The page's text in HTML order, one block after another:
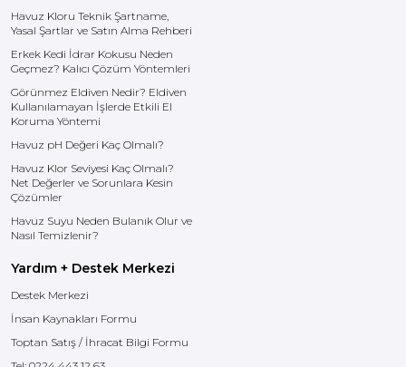
Havuz Kloru Teknik Şartname,
Yasal Şartlar ve Satın Alma Rehberi
Erkek Kedi İdrar Kokusu Neden
Geçmez? Kalıcı Çözüm Yöntemleri
Görünmez Eldiven Nedir? Eldiven
Kullanılamayan İşlerde Etkili El
Koruma Yöntemi
Havuz pH Değeri Kaç Olmalı?
Havuz Klor Seviyesi Kaç Olmalı?
Net Değerler ve Sorunlara Kesin
Çözümler
Havuz Suyu Neden Bulanık Olur ve
Nasıl Temizlenir?
Yardım + Destek Merkezi
Destek Merkezi
İnsan Kaynakları Formu
Toptan Satış / İhracat Bilgi Formu